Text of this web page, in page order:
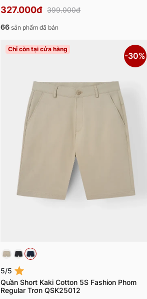
327.000đ 399.000đ
66 sản phẩm đã bán
Chỉ còn tại cửa hàng
-30%
5/5
Quần Short Kaki Cotton 5S Fashion Phom
Regular Trơn QSK25012